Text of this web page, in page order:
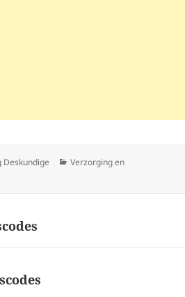
Deskundige Categorieën
Verzorging en